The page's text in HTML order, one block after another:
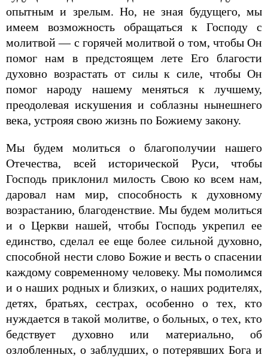
опытным и зрелым. Но, не зная будущего, мы
имеем возможность обращаться к Господу с
молитвой — с горячей молитвой о том, чтобы Он
помог нам в предстоящем лете Его благости
духовно возрастать от силы к силе, чтобы Он
помог народу нашему меняться к лучшему,
преодолевая искушения и соблазны нынешнего
века, устрояя свою жизнь по Божиему закону.
Мы будем молиться о благополучии нашего
Отечества, всей исторической Руси, чтобы
Господь приклонил милость Свою ко всем нам,
даровал нам мир, способность к духовному
возрастанию, благоденствие. Мы будем молиться
и о Церкви нашей, чтобы Господь укрепил ее
единство, сделал ее еще более сильной духовно,
способной нести слово Божие и весть о спасении
каждому современному человеку. Мы помолимся
и о наших родных и близких, о наших родителях,
детях, братьях, сестрах, особенно о тех, кто
нуждается в такой молитве, о больных, о тех, кто
бедствует духовно или материально, об
озлобленных, о заблудших, о потерявших Бога и